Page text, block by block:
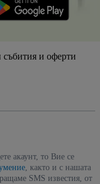
и оферти
акаунт, то Вие се
, както и с нашата
SMS известия, от